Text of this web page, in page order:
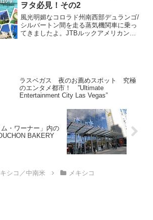
ヲタ必見！その2
風光明媚なコロラド州南西部デュランゴ/
シルバートン間を走る蒸気機関車に乗っ
てきましたよ。JTBルックアメリカンで
ラスベガス 夜のお薦めスポット 究極
のエンタメ都市！ ”Ultimate
Entertainment City Las Vegas”
・ワーナー」内の
BAKERY
キシコ／中南米 メキシコ